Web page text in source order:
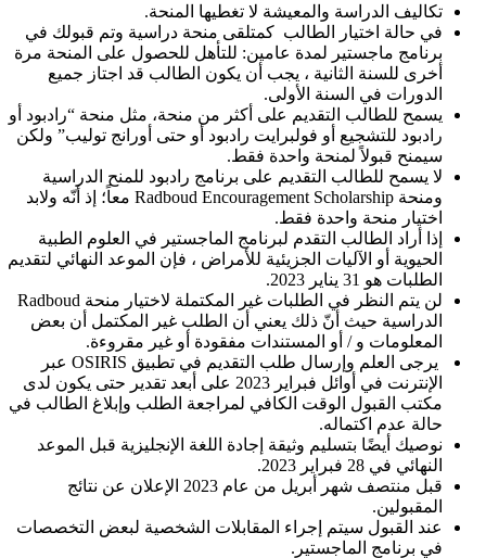
تكاليف الدراسة والمعيشة لا تغطيها المنحة.
في حالة اختيار الطالب كمتلقى منحة دراسية وتم قبولك في
برنامج ماجستير لمدة عامين: للتأهل للحصول على المنحة مرة
أخرى للسنة الثانية ، يجب أن يكون الطالب قد اجتاز جميع
الدورات في السنة الأولى.
يسمح للطالب التقديم على أكثر من منحة، مثل منحة “رادبود أو
رادبود للتشجيع أو فولبرايت رادبود أو حتى أورانج توليب” ولكن
سيمنح قبولاً لمنحة واحدة فقط.
لا يسمح للطالب التقديم على برنامج رادبود للمنح الدراسية
ومنحة Radboud Encouragement Scholarship معاً؛ إذ أنّه ولابد
اختيار منحة واحدة فقط.
إذا أراد الطالب التقدم لبرنامج الماجستير في العلوم الطبية
الحيوية أو الآليات الجزيئية للأمراض ، فإن الموعد النهائي لتقديم
الطلبات هو 31 يناير 2023.
لن يتم النظر في الطلبات غير المكتملة لاختيار منحة Radboud
الدراسية حيث أنّ ذلك يعني أن الطلب غير المكتمل أن بعض
المعلومات و / أو المستندات مفقودة أو غير مقروءة.
يرجى العلم وإرسال طلب التقديم في تطبيق OSIRIS عبر
الإنترنت في أوائل فبراير 2023 على أبعد تقدير حتى يكون لدى
مكتب القبول الوقت الكافي لمراجعة الطلب وإبلاغ الطالب في
حالة عدم اكتماله.
نوصيك أيضًا بتسليم وثيقة إجادة اللغة الإنجليزية قبل الموعد
النهائي في 28 فبراير 2023.
قبل منتصف شهر أبريل من عام 2023 الإعلان عن نتائج
المقبولين.
عند القبول سيتم إجراء المقابلات الشخصية لبعض التخصصات
في برنامج الماجستير.